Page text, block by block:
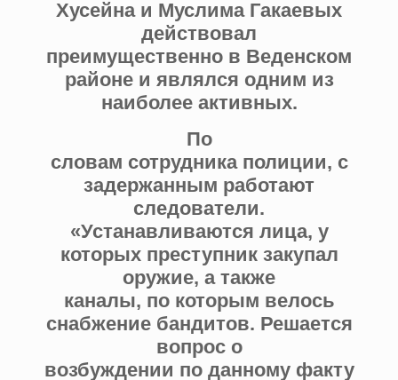
Хусейна и Муслима Гакаевых
действовал
преимущественно в Веденском
районе и являлся одним из
наиболее активных.
По
словам сотрудника полиции, с
задержанным работают
следователи.
«Устанавливаются лица, у
которых преступник закупал
оружие, а также
каналы, по которым велось
снабжение бандитов. Решается
вопрос о
возбуждении по данному факту